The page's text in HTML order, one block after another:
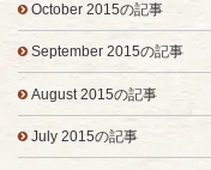
October 2015の記事
September 2015の記事
August 2015の記事
July 2015の記事